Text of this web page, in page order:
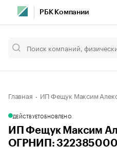
РБК Компании
Главная ИП Фещук Максим
ДЕЙСТВУЕТОБНОВЛЕНО
ИП Фещук Максим
ОГРНИП: